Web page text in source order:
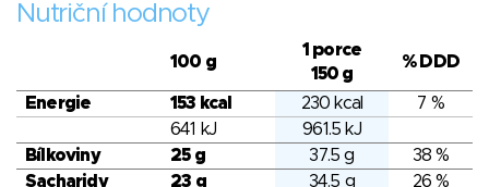
Nutriční hodnoty
100 g
1 porce
150 g
% DDD
Energie 153 kcal 230 kcal
7 %
641 kJ
961.5 kJ
Bílkoviny
25 g 37.5 g
38 %
Sacharidy
23 g 34.5 g
26 %